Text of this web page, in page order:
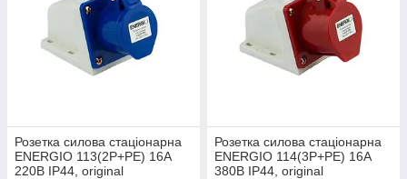
Розетка силова стаціонарна
ENERGIO 113(2P+PE) 16A
220В IP44, original
Розетка силова стаціонарна
ENERGIO 114(3P+PE) 16A
380В IP44, original